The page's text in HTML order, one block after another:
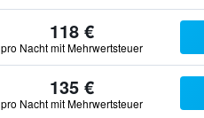
118 €
pro Nacht mit Mehrwertsteuer
135 €
pro Nacht mit Mehrwertsteuer